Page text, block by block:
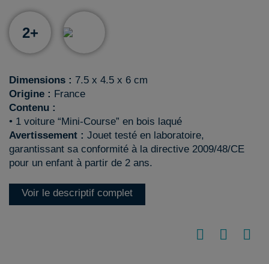
2+
Dimensions : 7.5 x 4.5 x 6 cm
Origine : France
Contenu :
• 1 voiture “Mini-Course” en bois laqué
Avertissement : Jouet testé en laboratoire,
garantissant sa conformité à la directive 2009/48/CE
pour un enfant à partir de 2 ans.
Voir le descriptif complet